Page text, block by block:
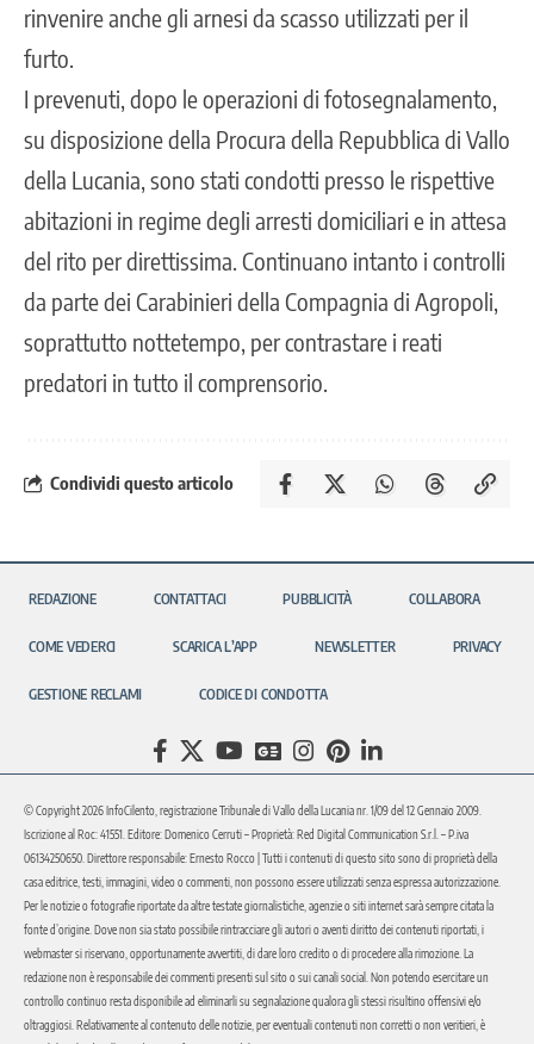
rinvenire anche gli arnesi da scasso utilizzati per il
furto.
I prevenuti, dopo le operazioni di fotosegnalamento,
su disposizione della Procura della Repubblica di Vallo
della Lucania, sono stati condotti presso le rispettive
abitazioni in regime degli arresti domiciliari e in attesa
del rito per direttissima. Continuano intanto i controlli
da parte dei Carabinieri della Compagnia di Agropoli,
soprattutto nottetempo, per contrastare i reati
predatori in tutto il comprensorio.
Condividi questo articolo
REDAZIONE CONTATTACI PUBBLICITÀ COLLABORA
COME VEDERCI SCARICA L’APP NEWSLETTER PRIVACY
GESTIONE RECLAMI CODICE DI CONDOTTA
© Copyright 2026 InfoCilento, registrazione Tribunale di Vallo della Lucania nr. 1/09 del 12 Gennaio 2009.
Iscrizione al Roc: 41551. Editore: Domenico Cerruti – Proprietà: Red Digital Communication S.r.l. – P.iva
06134250650. Direttore responsabile: Ernesto Rocco | Tutti i contenuti di questo sito sono di proprietà della
casa editrice, testi, immagini, video o commenti, non possono essere utilizzati senza espressa autorizzazione.
Per le notizie o fotografie riportate da altre testate giornalistiche, agenzie o siti internet sarà sempre citata la
fonte d’origine. Dove non sia stato possibile rintracciare gli autori o aventi diritto dei contenuti riportati, i
webmaster si riservano, opportunamente avvertiti, di dare loro credito o di procedere alla rimozione. La
redazione non è responsabile dei commenti presenti sul sito o sui canali social. Non potendo esercitare un
controllo continuo resta disponibile ad eliminarli su segnalazione qualora gli stessi risultino offensivi e/o
oltraggiosi. Relativamente al contenuto delle notizie, per eventuali contenuti non corretti o non veritieri, è